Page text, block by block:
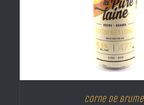
Corne de brume